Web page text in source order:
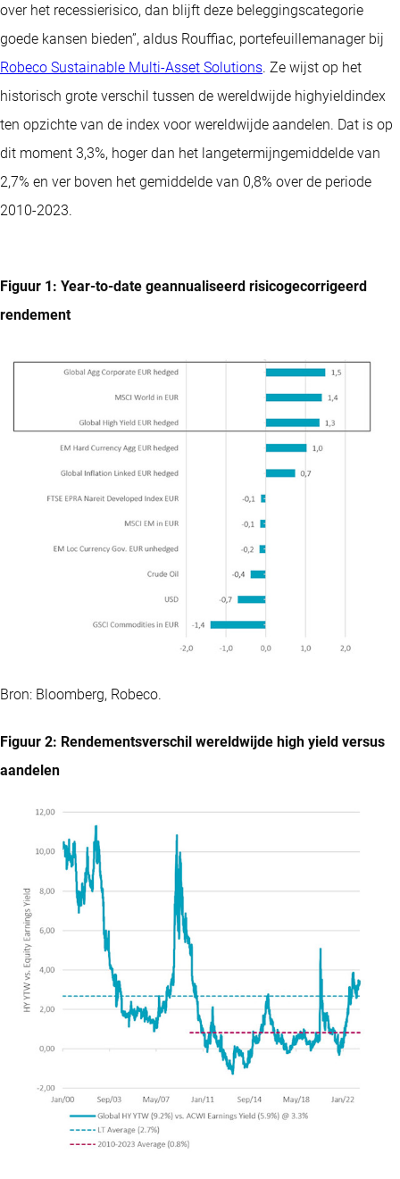
over het recessierisico, dan blijft deze beleggingscategorie
goede kansen bieden”, aldus Rouffiac, portefeuillemanager bij
Robeco Sustainable Multi-Asset Solutions. Ze wijst op het
historisch grote verschil tussen de wereldwijde highyieldindex
ten opzichte van de index voor wereldwijde aandelen. Dat is op
dit moment 3,3%, hoger dan het langetermijngemiddelde van
2,7% en ver boven het gemiddelde van 0,8% over de periode
2010-2023.
Figuur 1: Year-to-date geannualiseerd risicogecorrigeerd
rendement
Bron: Bloomberg, Robeco.
Figuur 2: Rendementsverschil wereldwijde high yield versus
aandelen